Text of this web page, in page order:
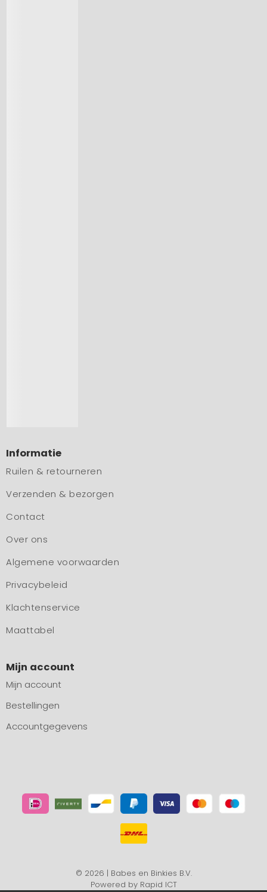
Informatie
Ruilen & retourneren
Verzenden & bezorgen
Contact
Over ons
Algemene voorwaarden
Privacybeleid
Klachtenservice
Maattabel
Mijn account
Mijn account
Bestellingen
Accountgegevens
© 2026 | Babes en Binkies B.V.
Powered by Rapid ICT